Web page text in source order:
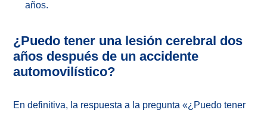
años.
¿Puedo tener una lesión cerebral dos
años después de un accidente
automovilístico?
En definitiva, la respuesta a la pregunta «¿Puedo tener